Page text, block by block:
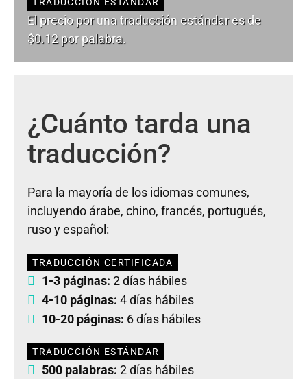
El precio por una traducción estándar es de
$0.12 por palabra.
¿Cuánto tarda una
traducción?
Para la mayoría de los idiomas comunes,
incluyendo árabe, chino, francés, portugués,
ruso y español:
TRADUCCIÓN CERTIFICADA
1-3 páginas: 2 días hábiles
4-10 páginas: 4 días hábiles
10-20 páginas: 6 días hábiles
TRADUCCIÓN ESTÁNDAR
500 palabras: 2 días hábiles